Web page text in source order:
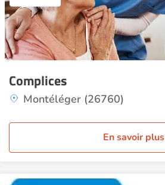
Complices
Montéléger (26760)
En savoir plus